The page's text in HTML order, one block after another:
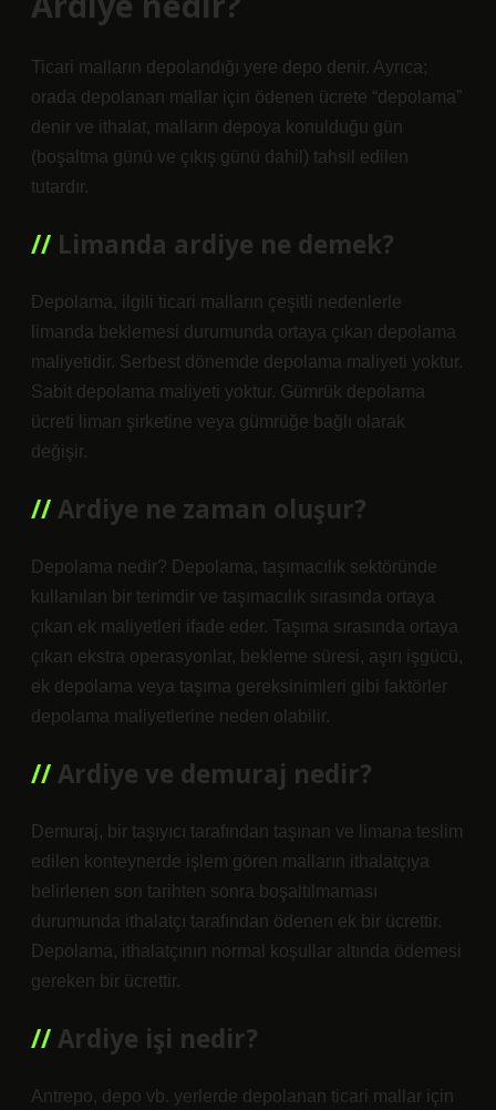
Ticari malların depolandığı yere depo denir. Ayrıca;
orada depolanan mallar için ödenen ücrete “depolama”
denir ve ithalat, malların depoya konulduğu gün
(boşaltma günü ve çıkış günü dahil) tahsil edilen
tutardır.
Limanda ardiye ne demek?
Depolama, ilgili ticari malların çeşitli nedenlerle
limanda beklemesi durumunda ortaya çıkan depolama
maliyetidir. Serbest dönemde depolama maliyeti yoktur.
Sabit depolama maliyeti yoktur. Gümrük depolama
ücreti liman şirketine veya gümrüğe bağlı olarak
değişir.
Ardiye ne zaman oluşur?
Depolama nedir? Depolama, taşımacılık sektöründe
kullanılan bir terimdir ve taşımacılık sırasında ortaya
çıkan ek maliyetleri ifade eder. Taşıma sırasında ortaya
çıkan ekstra operasyonlar, bekleme süresi, aşırı işgücü,
ek depolama veya taşıma gereksinimleri gibi faktörler
depolama maliyetlerine neden olabilir.
Ardiye ve demuraj nedir?
Demuraj, bir taşıyıcı tarafından taşınan ve limana teslim
edilen konteynerde işlem gören malların ithalatçıya
belirlenen son tarihten sonra boşaltılmaması
durumunda ithalatçı tarafından ödenen ek bir ücrettir.
Depolama, ithalatçının normal koşullar altında ödemesi
gereken bir ücrettir.
Ardiye işi nedir?
Antrepo, depo vb. yerlerde depolanan ticari mallar için